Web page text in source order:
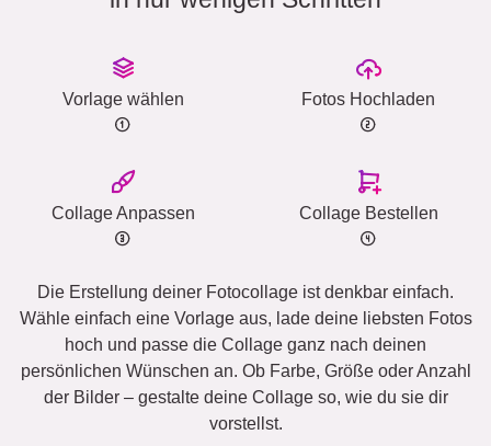
Vorlage wählen Fotos Hochladen
Collage Anpassen Collage Bestellen
Die Erstellung deiner Fotocollage ist denkbar einfach.
Wähle einfach eine Vorlage aus, lade deine liebsten Fotos
hoch und passe die Collage ganz nach deinen
persönlichen Wünschen an. Ob Farbe, Größe oder Anzahl
der Bilder – gestalte deine Collage so, wie du sie dir
vorstellst.